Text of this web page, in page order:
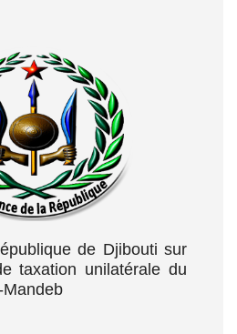
de Djibouti sur
taxation unilatérale du